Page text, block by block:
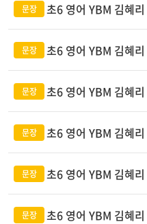
초6 영어 YBM 김혜
초6 영어 YBM 김혜
초6 영어 YBM 김혜
초6 영어 YBM 김혜
초6 영어 YBM 김혜
초6 영어 YBM 김혜